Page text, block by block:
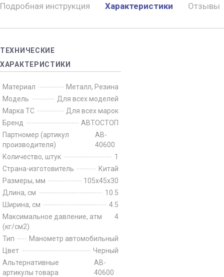
Подробная инструкция Характеристики Отзывы
ТЕХНИЧЕСКИЕ
ХАРАКТЕРИСТИКИ
Материал
Металл, Резина
Модель
Для всех моделей
Марка ТС
Для всех марок
Бренд
АВТОСТОП
Партномер (артикул
производителя)
AB-
40600
Количество, штук
1
Страна-изготовитель
Китай
Размеры, мм
105х45х30
Длина, см
10.5
Ширина, см
4.5
Максимальное давление, атм
(кг/см2)
4
Тип
Манометр автомобильный
Цвет
Черный
Альтернативные
артикулы товара
AB-
40600